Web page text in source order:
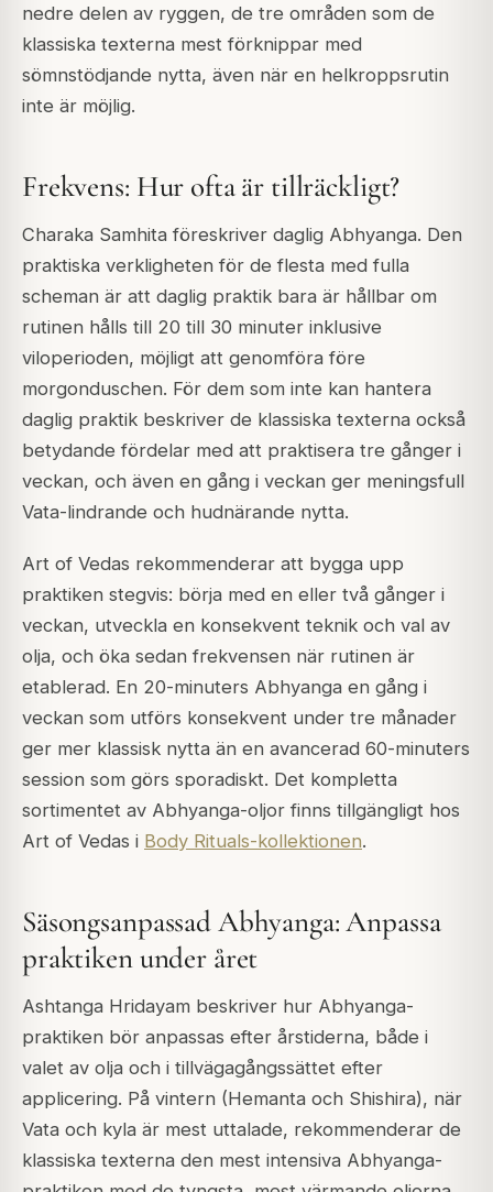
nedre delen av ryggen, de tre områden som de
klassiska texterna mest förknippar med
sömnstödjande nytta, även när en helkroppsrutin
inte är möjlig.
Frekvens: Hur ofta är tillräckligt?
Charaka Samhita föreskriver daglig Abhyanga. Den
praktiska verkligheten för de flesta med fulla
scheman är att daglig praktik bara är hållbar om
rutinen hålls till 20 till 30 minuter inklusive
viloperioden, möjligt att genomföra före
morgonduschen. För dem som inte kan hantera
daglig praktik beskriver de klassiska texterna också
betydande fördelar med att praktisera tre gånger i
veckan, och även en gång i veckan ger meningsfull
Vata-lindrande och hudnärande nytta.
Art of Vedas rekommenderar att bygga upp
praktiken stegvis: börja med en eller två gånger i
veckan, utveckla en konsekvent teknik och val av
olja, och öka sedan frekvensen när rutinen är
etablerad. En 20-minuters Abhyanga en gång i
veckan som utförs konsekvent under tre månader
ger mer klassisk nytta än en avancerad 60-minuters
session som görs sporadiskt. Det kompletta
sortimentet av Abhyanga-oljor finns tillgängligt hos
Art of Vedas i Body Rituals-kollektionen.
Säsongsanpassad Abhyanga: Anpassa
praktiken under året
Ashtanga Hridayam beskriver hur Abhyanga-
praktiken bör anpassas efter årstiderna, både i
valet av olja och i tillvägagångssättet efter
applicering. På vintern (Hemanta och Shishira), när
Vata och kyla är mest uttalade, rekommenderar de
klassiska texterna den mest intensiva Abhyanga-